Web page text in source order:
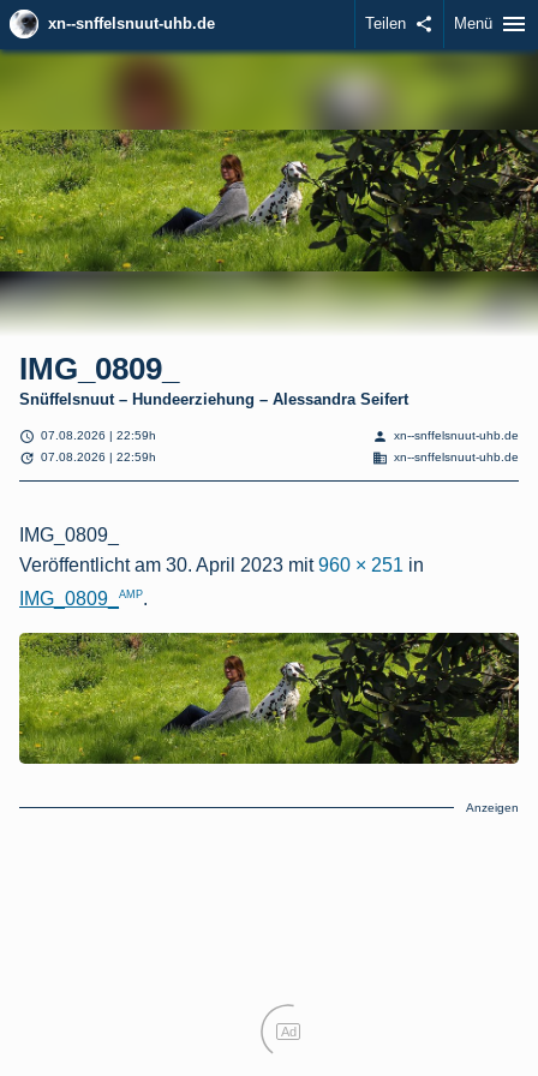
xn--snffelsnuut-uhb.de Teilen share Menü menu
IMG_0809_
Snüffelsnuut – Hundeerziehung – Alessandra Seifert
schedule 07.08.2026 | 22:59h
update 07.08.2026 | 22:59h
person xn--snffelsnuut-uhb.de
domain xn--snffelsnuut-uhb.de
IMG_0809_
Veröffentlicht am 30. April 2023 mit960 × 251 in
IMG_0809_
AMP.
Anzeigen
Ad